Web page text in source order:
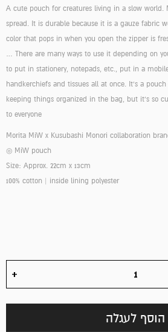
A cute pouch for creatures living in a slow world.
spread. It is durable because it is a gauze fabric
color that pops in when you open the zipper is
… There are many ways to use it depending on
to put in stationery, notepads, etc., put in a
handkerchiefs and tissues all at once. It's a
keeping things organized in the bag, but it's so
to everyone
Morita MiW x Kusubashi Monori collaboration
◎ MiW pouch
Size: Approx. 22cm x 13cm
100% cotton | inside lining polyester
הוסף לעגלה